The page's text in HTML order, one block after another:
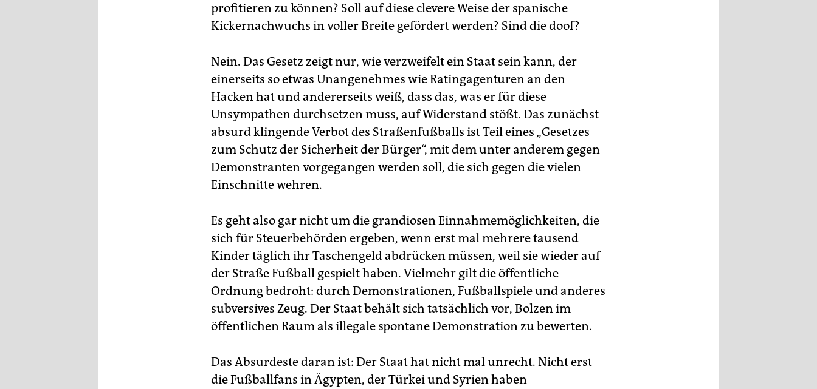
profitieren zu können? Soll auf diese clevere Weise der spanische
Kickernachwuchs in voller Breite gefördert werden? Sind die doof?
Nein. Das Gesetz zeigt nur, wie verzweifelt ein Staat sein kann, der
einerseits so etwas Unangenehmes wie Ratingagenturen an den
Hacken hat und andererseits weiß, dass das, was er für diese
Unsympathen durchsetzen muss, auf Widerstand stößt. Das zunächst
absurd klingende Verbot des Straßenfußballs ist Teil eines „Gesetzes
zum Schutz der Sicherheit der Bürger“, mit dem unter anderem gegen
Demonstranten vorgegangen werden soll, die sich gegen die vielen
Einschnitte wehren.
Es geht also gar nicht um die grandiosen Einnahmemöglichkeiten, die
sich für Steuerbehörden ergeben, wenn erst mal mehrere tausend
Kinder täglich ihr Taschengeld abdrücken müssen, weil sie wieder auf
der Straße Fußball gespielt haben. Vielmehr gilt die öffentliche
Ordnung bedroht: durch Demonstrationen, Fußballspiele und anderes
subversives Zeug. Der Staat behält sich tatsächlich vor, Bolzen im
öffentlichen Raum als illegale spontane Demonstration zu bewerten.
Das Absurdeste daran ist: Der Staat hat nicht mal unrecht. Nicht erst
die Fußballfans in Ägypten, der Türkei und Syrien haben